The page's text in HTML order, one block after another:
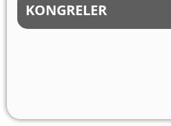
KONGRELER